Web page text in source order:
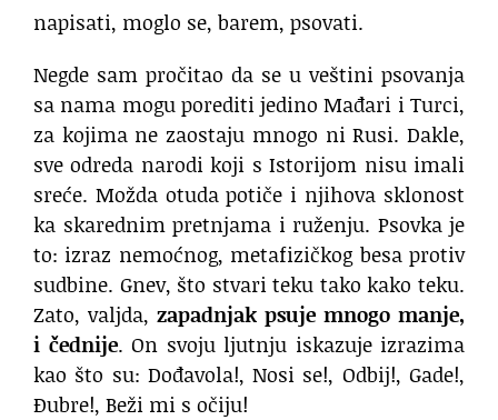
napisati, moglo se, barem, psovati.
Negde sam pročitao da se u veštini psovanja
sa nama mogu porediti jedino Mađari i Turci,
za kojima ne zaostaju mnogo ni Rusi. Dakle,
sve odreda narodi koji s Istorijom nisu imali
sreće. Možda otuda potiče i njihova sklonost
ka skarednim pretnjama i ruženju. Psovka je
to: izraz nemoćnog, metafizičkog besa protiv
sudbine. Gnev, što stvari teku tako kako teku.
Zato, valjda, zapadnjak psuje mnogo manje,
i čednije. On svoju ljutnju iskazuje izrazima
kao što su: Dođavola!, Nosi se!, Odbij!, Gade!,
Đubre!, Beži mi s očiju!